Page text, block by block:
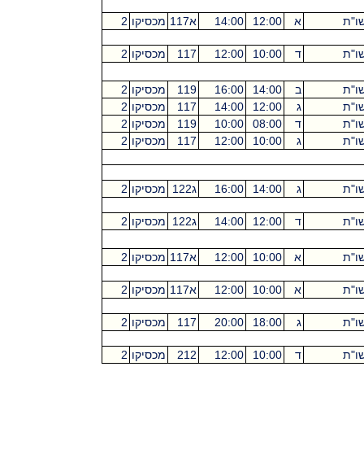
א 12:00
14:00 א117 מכסיקו 2
ד 10:00
12:00
117 מכסיקו 2
ב 14:00
16:00
119 מכסיקו 2
ג 12:00
14:00
117 מכסיקו 2
ד 08:00
10:00
119 מכסיקו 2
ג 10:00
12:00
117 מכסיקו 2
ג 14:00
16:00 ג122 מכסיקו 2
ד 12:00
14:00 ג122 מכסיקו 2
א 10:00
12:00 א117 מכסיקו 2
א 10:00
12:00 א117 מכסיקו 2
ג 18:00
20:00
117 מכסיקו 2
ד 10:00
12:00
212 מכסיקו 2